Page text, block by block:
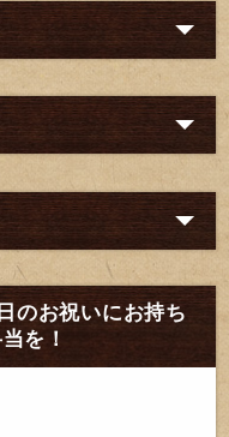
のお祝いにお持ち
を！